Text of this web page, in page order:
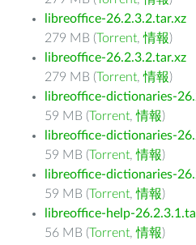
libreoffice-26.2.3.2.tar.xz
279 MB (Torrent,情報)
libreoffice-26.2.3.2.tar.xz
279 MB (Torrent,情報)
libreoffice-dictionaries-
59 MB (Torrent,情報)
libreoffice-dictionaries-
59 MB (Torrent,情報)
libreoffice-dictionaries-
59 MB (Torrent,情報)
libreoffice-help-
56 MB (Torrent,情報)